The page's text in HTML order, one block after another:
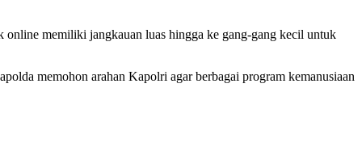
online memiliki jangkauan luas hingga ke gang-gang kecil untuk
memohon arahan Kapolri agar berbagai program kemanusiaan